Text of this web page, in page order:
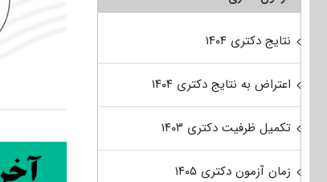
نتایج دکتری ۱۴۰۴
اعتراض به نتایج دکتری ۱۴۰۴
تکمیل ظرفیت دکتری ۱۴۰۳
زمان آزمون دکتری ۱۴۰۵